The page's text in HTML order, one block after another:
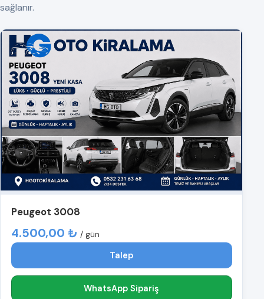
sağlanır.
Peugeot 3008
4.500,00 ₺ / gün
Talep
WhatsApp Sipariş